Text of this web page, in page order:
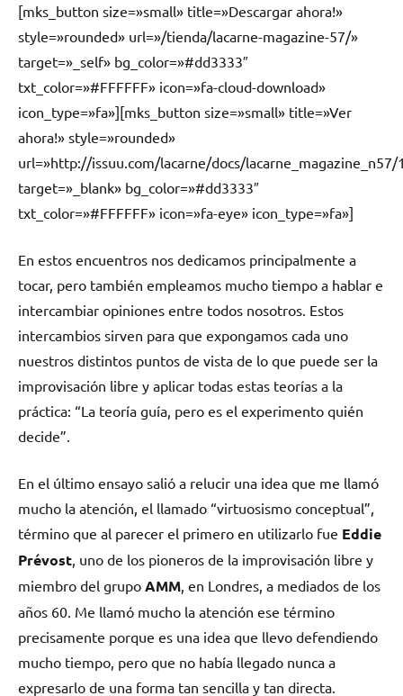
[mks_button size=»small» title=»Descargar ahora!»
style=»rounded» url=»/tienda/lacarne-magazine-57/»
target=»_self» bg_color=»#dd3333″
txt_color=»#FFFFFF» icon=»fa-cloud-download»
icon_type=»fa»][mks_button size=»small» title=»Ver
ahora!» style=»rounded»
url=»http://issuu.com/lacarne/docs/lacarne_magazine_n57/
target=»_blank» bg_color=»#dd3333″
txt_color=»#FFFFFF» icon=»fa-eye» icon_type=»fa»]
En estos encuentros nos dedicamos principalmente a
tocar, pero también empleamos mucho tiempo a hablar e
intercambiar opiniones entre todos nosotros. Estos
intercambios sirven para que expongamos cada uno
nuestros distintos puntos de vista de lo que puede ser la
improvisación libre y aplicar todas estas teorías a la
práctica: “La teoría guía, pero es el experimento quién
decide”.
En el último ensayo salió a relucir una idea que me llamó
mucho la atención, el llamado “virtuosismo conceptual”,
término que al parecer el primero en utilizarlo fue Eddie
Prévost , uno de los pioneros de la improvisación libre y
miembro del grupo AMM , en Londres, a mediados de los
años 60. Me llamó mucho la atención ese término
precisamente porque es una idea que llevo defendiendo
mucho tiempo, pero que no había llegado nunca a
expresarlo de una forma tan sencilla y tan directa.